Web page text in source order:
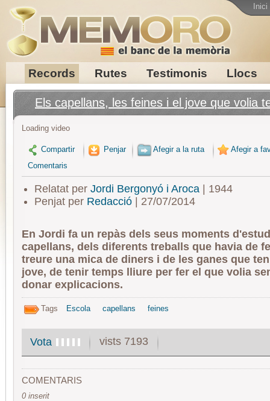
Records Rutes Testimonis Llocs
Inici
Els capellans, les feines i el jove que volia
Loading video
Compartir Penjar Afegir a la ruta
Afegir a
Comentaris
Relatat per Jordi Bergonyó i Aroca| 1944
Penjat per Redacció| 27/07/2014
En Jordi fa un repàs dels seus moments
capellans, dels diferents treballs que havia de
treure una mica de diners i de les ganes que
jove, de tenir temps lliure per fer el que volia
donar explicacions.
Tags Escola capellans feines
Vota vists 7193
COMENTARIS
0 inserit